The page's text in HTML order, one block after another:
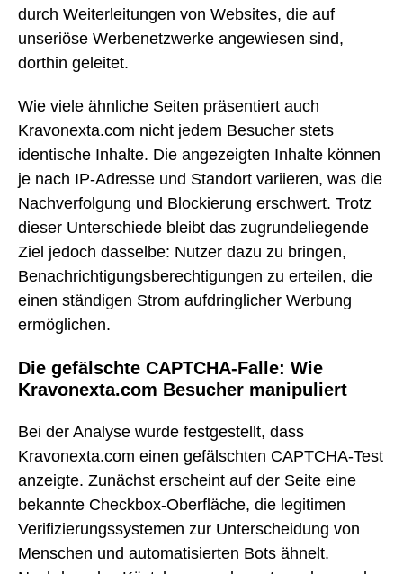
durch Weiterleitungen von Websites, die auf
unseriöse Werbenetzwerke angewiesen sind,
dorthin geleitet.
Wie viele ähnliche Seiten präsentiert auch
Kravonexta.com nicht jedem Besucher stets
identische Inhalte. Die angezeigten Inhalte können
je nach IP-Adresse und Standort variieren, was die
Nachverfolgung und Blockierung erschwert. Trotz
dieser Unterschiede bleibt das zugrundeliegende
Ziel jedoch dasselbe: Nutzer dazu zu bringen,
Benachrichtigungsberechtigungen zu erteilen, die
einen ständigen Strom aufdringlicher Werbung
ermöglichen.
Die gefälschte CAPTCHA-Falle: Wie
Kravonexta.com Besucher manipuliert
Bei der Analyse wurde festgestellt, dass
Kravonexta.com einen gefälschten CAPTCHA-Test
anzeigte. Zunächst erscheint auf der Seite eine
bekannte Checkbox-Oberfläche, die legitimen
Verifizierungssystemen zur Unterscheidung von
Menschen und automatisierten Bots ähnelt.